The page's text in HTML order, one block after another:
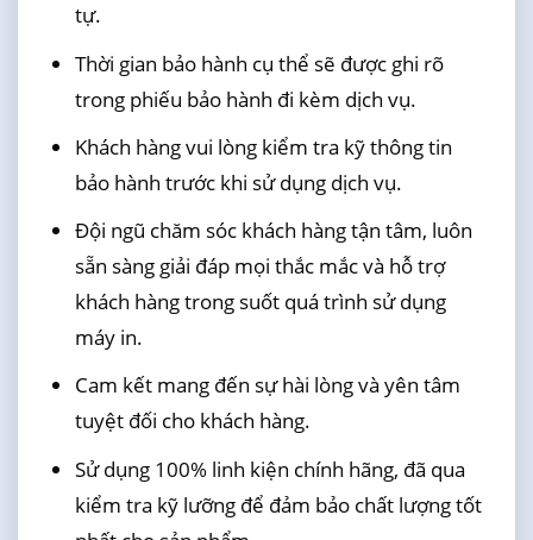
tự.
Thời gian bảo hành cụ thể sẽ được ghi rõ
trong phiếu bảo hành đi kèm dịch vụ.
Khách hàng vui lòng kiểm tra kỹ thông tin
bảo hành trước khi sử dụng dịch vụ.
Đội ngũ chăm sóc khách hàng tận tâm, luôn
sẵn sàng giải đáp mọi thắc mắc và hỗ trợ
khách hàng trong suốt quá trình sử dụng
máy in.
Cam kết mang đến sự hài lòng và yên tâm
tuyệt đối cho khách hàng.
Sử dụng 100% linh kiện chính hãng, đã qua
kiểm tra kỹ lưỡng để đảm bảo chất lượng tốt